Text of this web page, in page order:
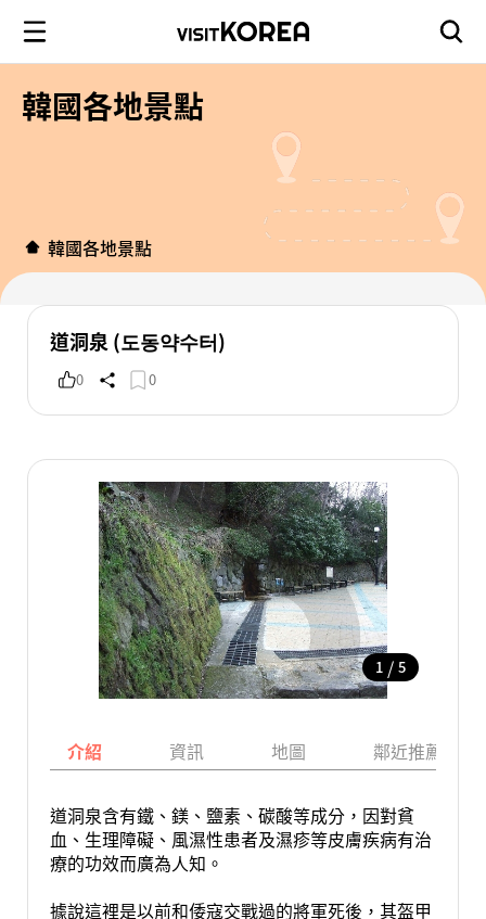
韓國各地景點
韓國各地景點
道洞泉 (도동약수터)
0 0
1 / 5
介紹 資訊 地圖 鄰近推薦景點
道洞泉含有鐵、鎂、鹽素、碳酸等成分，因對貧
血、生理障礙、風濕性患者及濕疹等皮膚疾病有治
療的功效而廣為人知。
據說這裡是以前和倭寇交戰過的將軍死後，其盔甲